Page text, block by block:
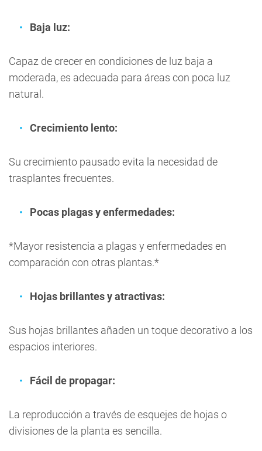
Baja luz:
Capaz de crecer en condiciones de luz baja a
moderada, es adecuada para áreas con poca luz
natural.
Crecimiento lento:
Su crecimiento pausado evita la necesidad de
trasplantes frecuentes.
Pocas plagas y enfermedades:
*Mayor resistencia a plagas y enfermedades en
comparación con otras plantas.*
Hojas brillantes y atractivas:
Sus hojas brillantes añaden un toque decorativo a los
espacios interiores.
Fácil de propagar:
La reproducción a través de esquejes de hojas o
divisiones de la planta es sencilla.